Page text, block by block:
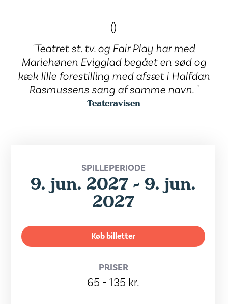
()
"Teatret st. tv. og Fair Play har med
Mariehønen Evigglad begået en sød og
kæk lille forestilling med afsæt i Halfdan
Rasmussens sang af samme navn. "
Teateravisen
SPILLEPERIODE
9. jun. 2027 - 9. jun.
2027
Køb billetter
PRISER
65 - 135 kr.